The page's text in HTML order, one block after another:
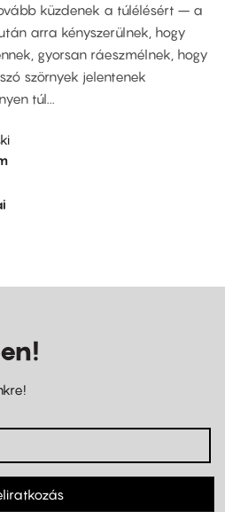
küzdenek a túlélésért – a
arra kényszerülnek, hogy
gyorsan ráeszmélnek, hogy
szörnyek jelentenek
túl...